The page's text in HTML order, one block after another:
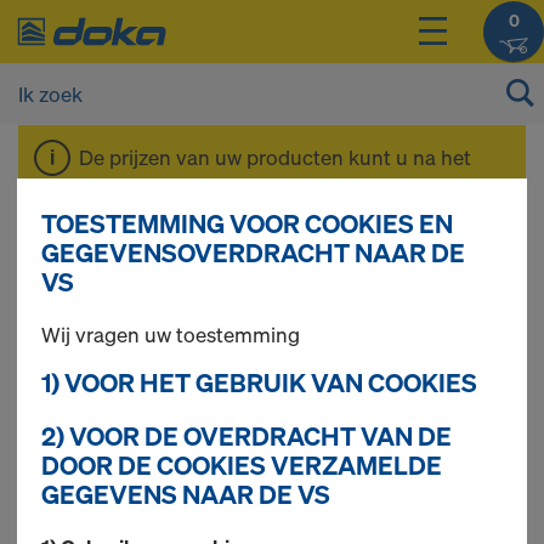
0
De prijzen van uw producten kunt u na het
inloggenbekijken.
DokaXlight
TOESTEMMING VOOR COOKIES EN
GEGEVENSOVERDRACHT NAAR DE
VS
Wij vragen uw toestemming
1) VOOR HET GEBRUIK VAN COOKIES
2) VOOR DE OVERDRACHT VAN DE
DOOR DE COOKIES VERZAMELDE
GEGEVENS NAAR DE VS